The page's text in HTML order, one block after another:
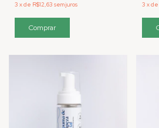
3 xde R$12,63 sem juros 3 xde